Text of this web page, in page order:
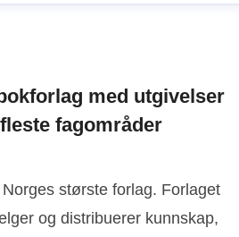
med utgivelser
fagområder
største forlag. Forlaget
og distribuerer kunnskap,